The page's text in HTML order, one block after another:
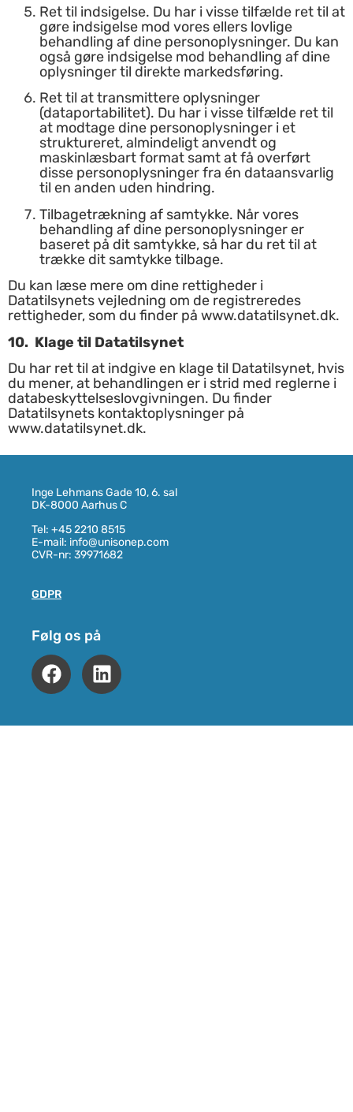
Ret til indsigelse. Du har i visse tilfælde ret til at
gøre indsigelse mod vores ellers lovlige
behandling af dine personoplysninger. Du kan
også gøre indsigelse mod behandling af dine
oplysninger til direkte markedsføring.
Ret til at transmittere oplysninger
(dataportabilitet). Du har i visse tilfælde ret til
at modtage dine personoplysninger i et
struktureret, almindeligt anvendt og
maskinlæsbart format samt at få overført
disse personoplysninger fra én dataansvarlig
til en anden uden hindring.
Tilbagetrækning af samtykke. Når vores
behandling af dine personoplysninger er
baseret på dit samtykke, så har du ret til at
trække dit samtykke tilbage.
Du kan læse mere om dine rettigheder i
Datatilsynets vejledning om de registreredes
rettigheder, som du finder på www.datatilsynet.dk.
10. Klage til Datatilsynet
Du har ret til at indgive en klage til Datatilsynet, hvis
du mener, at behandlingen er i strid med reglerne i
databeskyttelseslovgivningen. Du finder
Datatilsynets kontaktoplysninger på
www.datatilsynet.dk.
Inge Lehmans Gade 10, 6. sal
DK-8000 Aarhus C
Tel: +45 2210 8515
E-mail: info@unisonep.com
CVR-nr: 39971682
GDPR
Følg os på